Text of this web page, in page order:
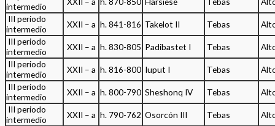
intermedio
III periodo
intermedio
XXII – a h. 841-816 Takelot II Tebas
III periodo
intermedio
XXII – a h. 830-805 Padibastet I Tebas
III periodo
intermedio
XXII – a h. 816-800 Iuput I Tebas
III periodo
intermedio
XXII – a h. 800-790 Sheshonq IV Tebas
III periodo
intermedio
XXII – a h. 790-762 Osorcón III Tebas